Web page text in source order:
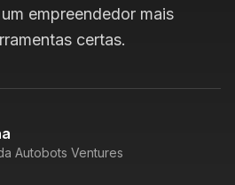
empreendedor mais
certas.
Autobots Ventures